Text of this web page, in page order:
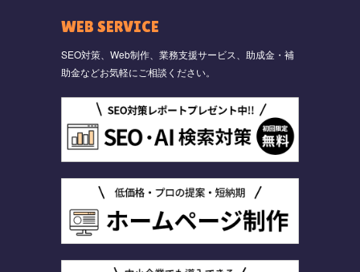
WEB SERVICE
SEO対策、Web制作、業務支援サービス、助成金・補
助金などお気軽にご相談ください。